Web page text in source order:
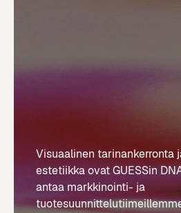
Visuaalinen tarinankerronta
estetiikka ovat GUESSin
antaa markkinointi- ja